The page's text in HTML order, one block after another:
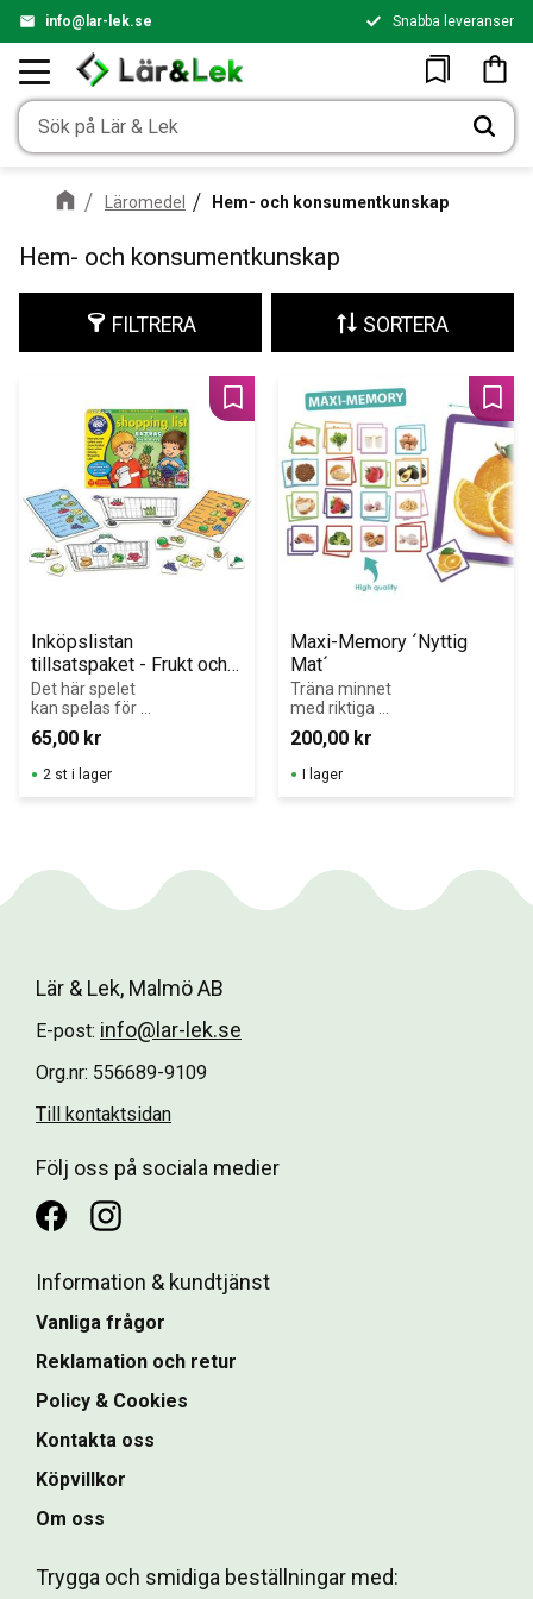
info@lar-lek.se Snabba leveranser
Favoriter
Läromedel Hem- och konsumentkunskap
Hem- och konsumentkunskap
FILTRERA SORTERA
Inköpslistan
tillsatspaket - Frukt och
grönsaker
Det här spelet
kan spelas för
sig som ett spel
för två eller
också blandas
med spelet
Inköpslista för
att få mera
65,00 kr
Lägg till i favoriter
2 st i lager
Maxi-Memory ´Nyttig
Mat´
Träna minnet
med riktiga
bilder som är
tryckta på stora
spelkort.För att
utveckla
urskiljning,
samhörighet
200,00 kr
I lager
Lär & Lek, Malmö AB
E-post: info@lar-lek.se
Org.nr: 556689-9109
Till kontaktsidan
Följ oss på sociala medier
Information & kundtjänst
Vanliga frågor
Reklamation och retur
Policy & Cookies
Kontakta oss
Köpvillkor
Om oss
Trygga och smidiga beställningar med: